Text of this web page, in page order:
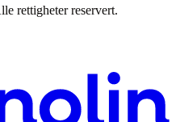
rettigheter reservert.